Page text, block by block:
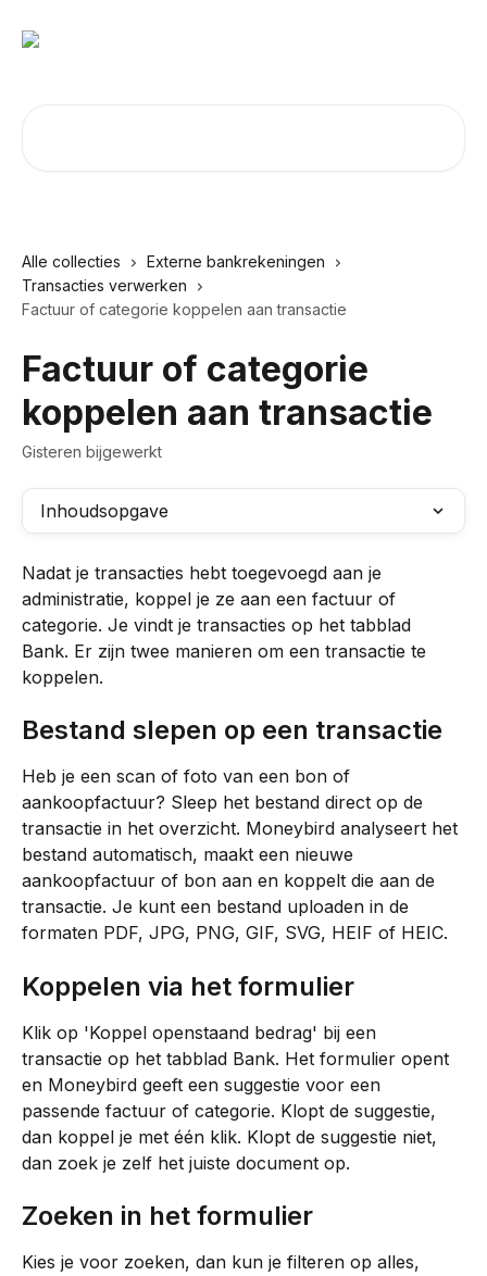
Alle collecties
Externe bankrekeningen
Transacties verwerken
Factuur of categorie koppelen aan transactie
Factuur of categorie
koppelen aan transactie
Gisteren bijgewerkt
Inhoudsopgave
Nadat je transacties hebt toegevoegd aan je
administratie, koppel je ze aan een factuur of
categorie. Je vindt je transacties op het tabblad
Bank. Er zijn twee manieren om een transactie te
koppelen.
Bestand slepen op een transactie
Heb je een scan of foto van een bon of
aankoopfactuur? Sleep het bestand direct op de
transactie in het overzicht. Moneybird analyseert het
bestand automatisch, maakt een nieuwe
aankoopfactuur of bon aan en koppelt die aan de
transactie. Je kunt een bestand uploaden in de
formaten PDF, JPG, PNG, GIF, SVG, HEIF of HEIC.
Koppelen via het formulier
Klik op 'Koppel openstaand bedrag' bij een
transactie op het tabblad Bank. Het formulier opent
en Moneybird geeft een suggestie voor een
passende factuur of categorie. Klopt de suggestie,
dan koppel je met één klik. Klopt de suggestie niet,
dan zoek je zelf het juiste document op.
Zoeken in het formulier
Kies je voor zoeken, dan kun je filteren op alles,